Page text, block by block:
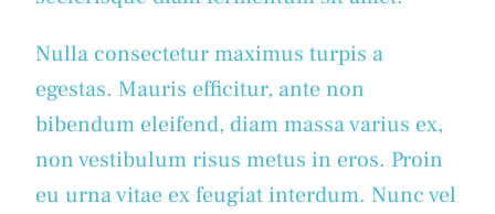
Nulla consectetur maximus turpis a
egestas. Mauris efficitur, ante non
bibendum eleifend, diam massa varius ex,
non vestibulum risus metus in eros. Proin
eu urna vitae ex feugiat interdum. Nunc vel